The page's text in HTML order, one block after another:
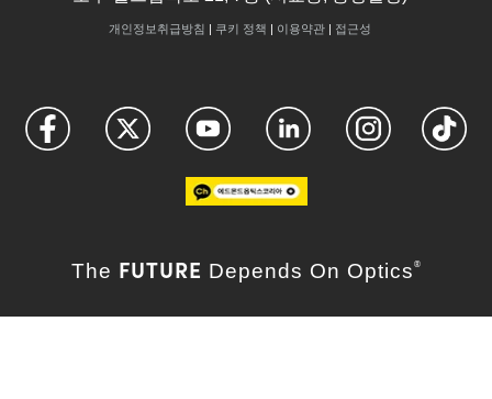
개인정보취급방침 | 쿠키 정책 | 이용약관| 접근성
The FUTURE Depends On Optics ®